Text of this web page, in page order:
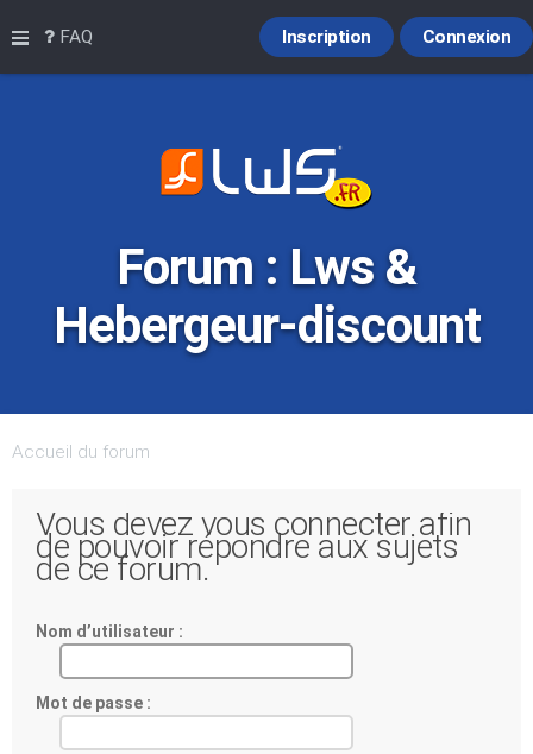
Raccourcis
FAQ Connexion
Inscription
Forum : Lws &
Hebergeur-discount
Accueil du forum
Vous devez vous connecter afin
de pouvoir répondre aux sujets
de ce forum.
Nom d’utilisateur :
Mot de passe :